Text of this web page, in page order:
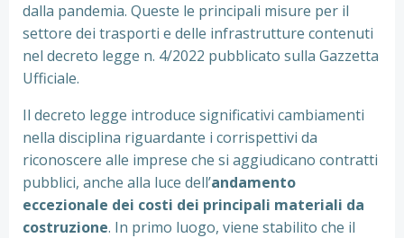
dalla pandemia. Queste le principali misure per il
settore dei trasporti e delle infrastrutture contenuti
nel decreto legge n. 4/2022 pubblicato sulla Gazzetta
Ufficiale.
Il decreto legge introduce significativi cambiamenti
nella disciplina riguardante i corrispettivi da
riconoscere alle imprese che si aggiudicano contratti
pubblici, anche alla luce dell’andamento
eccezionale dei costi dei principali materiali da
costruzione. In primo luogo, viene stabilito che il